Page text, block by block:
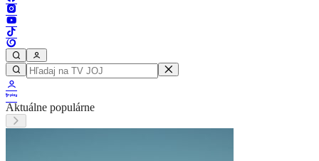
Aktuálne populárne